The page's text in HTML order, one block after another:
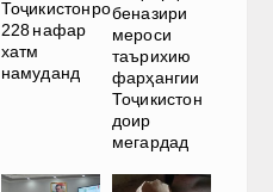
Тоҷикистонро
228 нафар
хатм
намуданд
беназири
мероси
таърихию
фарҳангии
Тоҷикистон
доир
мегардад